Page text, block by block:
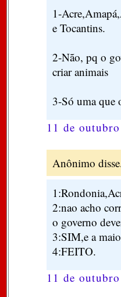
1-
e Tocantins.
2-Não, pq o
criar animais
3-Só uma que
11 de
Anônimo
2:nao acho
o governo
3:SIM,e a
4:FEITO.
11 de